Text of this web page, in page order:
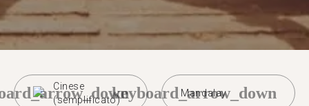
Cinese
(semplificato)
Mandalay
keyboard_arrow_down